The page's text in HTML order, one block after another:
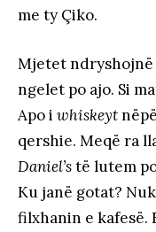
me ty Çiko.
Mjetet ndryshojnë
ngelet po ajo. Si
Apo i whiskeyt
qershie. Meqë ra
Daniel’stë lutem
Ku janë gotat?
filxhanin e kafesë.